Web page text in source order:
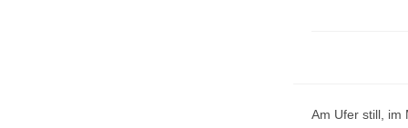
Am Ufer still, im